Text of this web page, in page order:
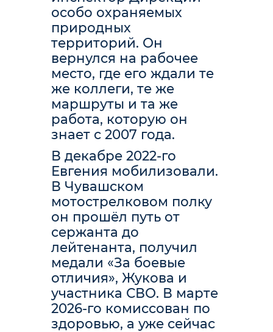
особо охраняемых
природных
территорий. Он
вернулся на рабочее
место, где его ждали те
же коллеги, те же
маршруты и та же
работа, которую он
знает с 2007 года.
В декабре 2022-го
Евгения мобилизовали.
В Чувашском
мотострелковом полку
он прошёл путь от
сержанта до
лейтенанта, получил
медали «За боевые
отличия», Жукова и
участника СВО. В марте
2026-го комиссован по
здоровью, а уже сейчас